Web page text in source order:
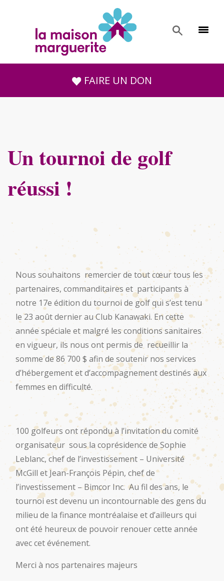
FAIRE UN DON
Un tournoi de golf
réussi !
Nous souhaitons remercier de tout cœur tous les
partenaires, commanditaires et participants à
notre 17e édition du tournoi de golf qui s’est tenu
le 23 août dernier au Club Kanawaki. En cette
année spéciale et malgré les conditions sanitaires
en vigueur, ils nous ont permis de recueillir la
somme de 86 700 $ afin de soutenir nos services
d’hébergement et d’accompagnement destinés aux
femmes en difficulté.
100 golfeurs ont répondu à l’invitation du comité
organisateur sous la coprésidence de Sophie
Leblanc, chef de l’investissement – Université
McGill et Jean-François Pépin, chef de
l’investissement – Bimcor Inc. Au fil des ans, le
tournoi est devenu un incontournable des gens du
milieu de la finance montréalaise et d’ailleurs qui
ont été heureux de pouvoir renouer cette année
avec cet événement.
Merci à nos partenaires majeurs